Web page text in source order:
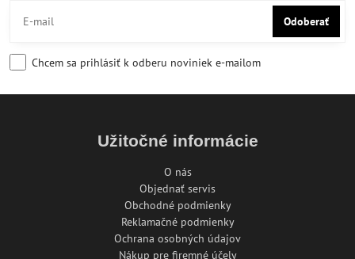
Odoberať
Chcem sa prihlásiť k odberu noviniek e-mailom
Užitočné informácie
O nás
Objednať servis
Obchodné podmienky
Reklamačné podmienky
Ochrana osobných údajov
Nákup pre firemné účely